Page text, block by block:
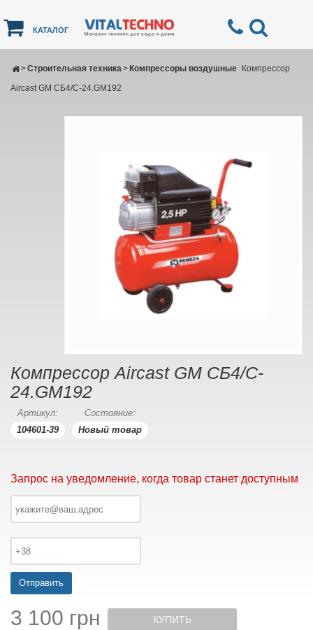
КАТАЛОГ
Строительная техника
> Компрессоры воздушные
>
Компрессор
Aircast GM CБ4/C-24.GM192
Компрессор Aircast GM CБ4/C-
24.GM192
Артикул:
104601-39
Состояние:
Новый товар
Запрос на уведомление, когда товар станет доступным
Отправить
3 100 грн КУПИТЬ